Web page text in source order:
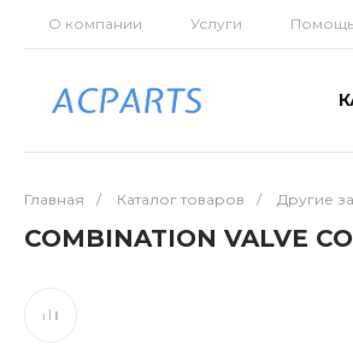
О компании Услуги Помощь
Главная / Каталог товаров / Другие
COMBINATION VALVE